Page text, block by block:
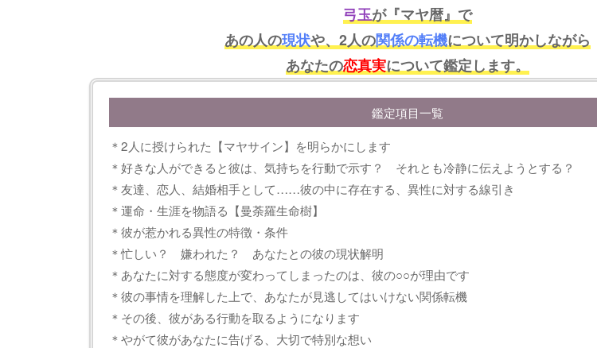
弓玉が『マヤ暦』で
あの人の現状や、2人の関係の転機について明かしながら
あなたの恋真実について鑑定します。
鑑定項目一覧
＊2人に授けられた【マヤサイン】を明らかにします
＊好きな人ができると彼は、気持ちを行動で示す？ それとも冷静に伝えようとする？
＊友達、恋人、結婚相手として……彼の中に存在する、異性に対する線引き
＊運命・生涯を物語る【曼荼羅生命樹】
＊彼が惹かれる異性の特徴・条件
＊忙しい？ 嫌われた？ あなたとの彼の現状解明
＊あなたに対する態度が変わってしまったのは、彼の○○が理由です
＊彼の事情を理解した上で、あなたが見逃してはいけない関係転機
＊その後、彼がある行動を取るようになります
＊やがて彼があなたに告げる、大切で特別な想い